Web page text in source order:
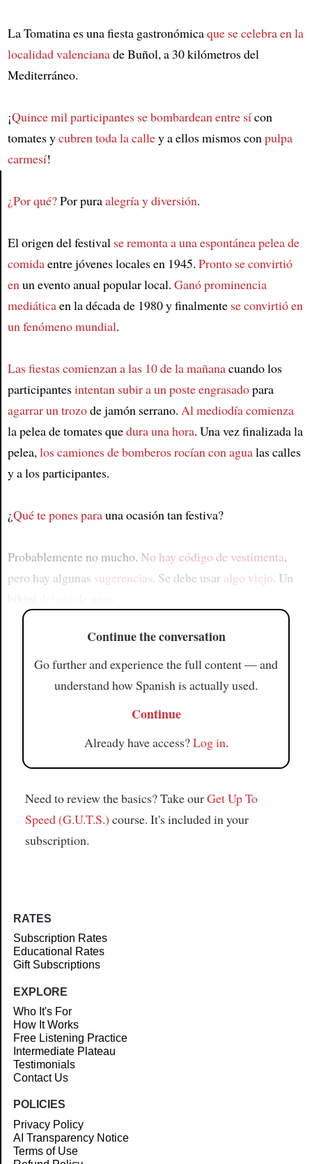
Article
La Tomatina es una fiesta gastronómicaque se celebra en la
localidad valencianade Buñol, a 30 kilómetros del
Mediterráneo.
¡Quince mil participantes se bombardean entre sícon
tomates ycubren toda la calley a ellos mismos conpulpa
carmesí!
¿Por qué?Por puraalegría y diversión.
El origen del festival se remonta a una espontánea pelea de
comidaentre jóvenes locales en 1945. Pronto se convirtió
enun evento anual popular local. Ganó prominencia
mediáticaen la década de 1980 y finalmente se convirtió en
un fenómeno mundial.
Las fiestas comienzan a las 10 de la mañanacuando los
participantesintentan subir a un poste engrasadopara
agarrar un trozode jamón serrano. Al mediodía comienza
la pelea de tomates quedura una hora. Una vez finalizada la
pelea,los camiones de bomberos rocían con agualas calles
y a los participantes.
¿Qué te pones parauna ocasión tan festiva?
Probablemente no mucho. No hay código de vestimenta,
pero hay algunas sugerencias. Se debe usar algo viejo. Un
Continue the conversation
Go further and experience the full content — and
understand how Spanish is actually used.
Continue
Already have access?Log in.
Need to review the basics? Take ourGet Up To
Speed (G.U.T.S.) course. It's included in your
subscription.
RATES
Subscription Rates
Educational Rates
Gift Subscriptions
EXPLORE
Who It's For
How It Works
Free Listening Practice
Intermediate Plateau
Testimonials
Contact Us
POLICIES
Privacy Policy
AI Transparency Notice
Terms of Use